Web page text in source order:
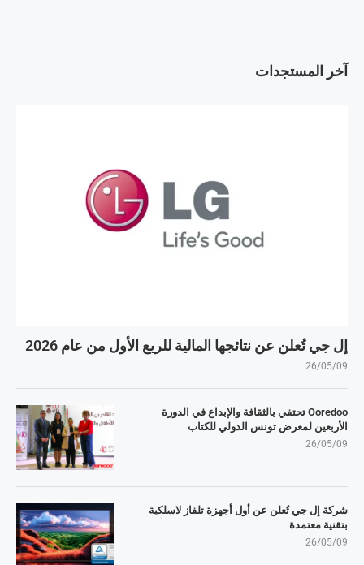
آخر المستجدات
إل جي تُعلن عن نتائجها المالية للربع الأول من عام 2026
26/05/09
Ooredoo تحتفي بالثقافة والإبداع في الدورة
الأربعين لمعرض تونس الدولي للكتاب
26/05/09
شركة إل جي تُعلن عن أول أجهزة تلفاز لاسلكية
بتقنية معتمدة
26/05/09